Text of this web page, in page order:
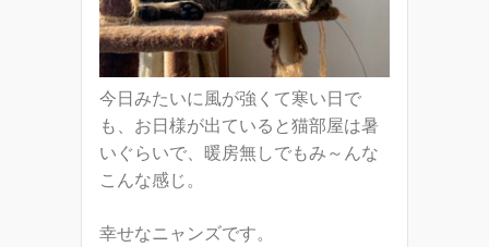
今日みたいに風が強くて寒い日で
も、お日様が出ていると猫部屋は暑
いぐらいで、暖房無しでもみ～んな
こんな感じ。
幸せなニャンズです。